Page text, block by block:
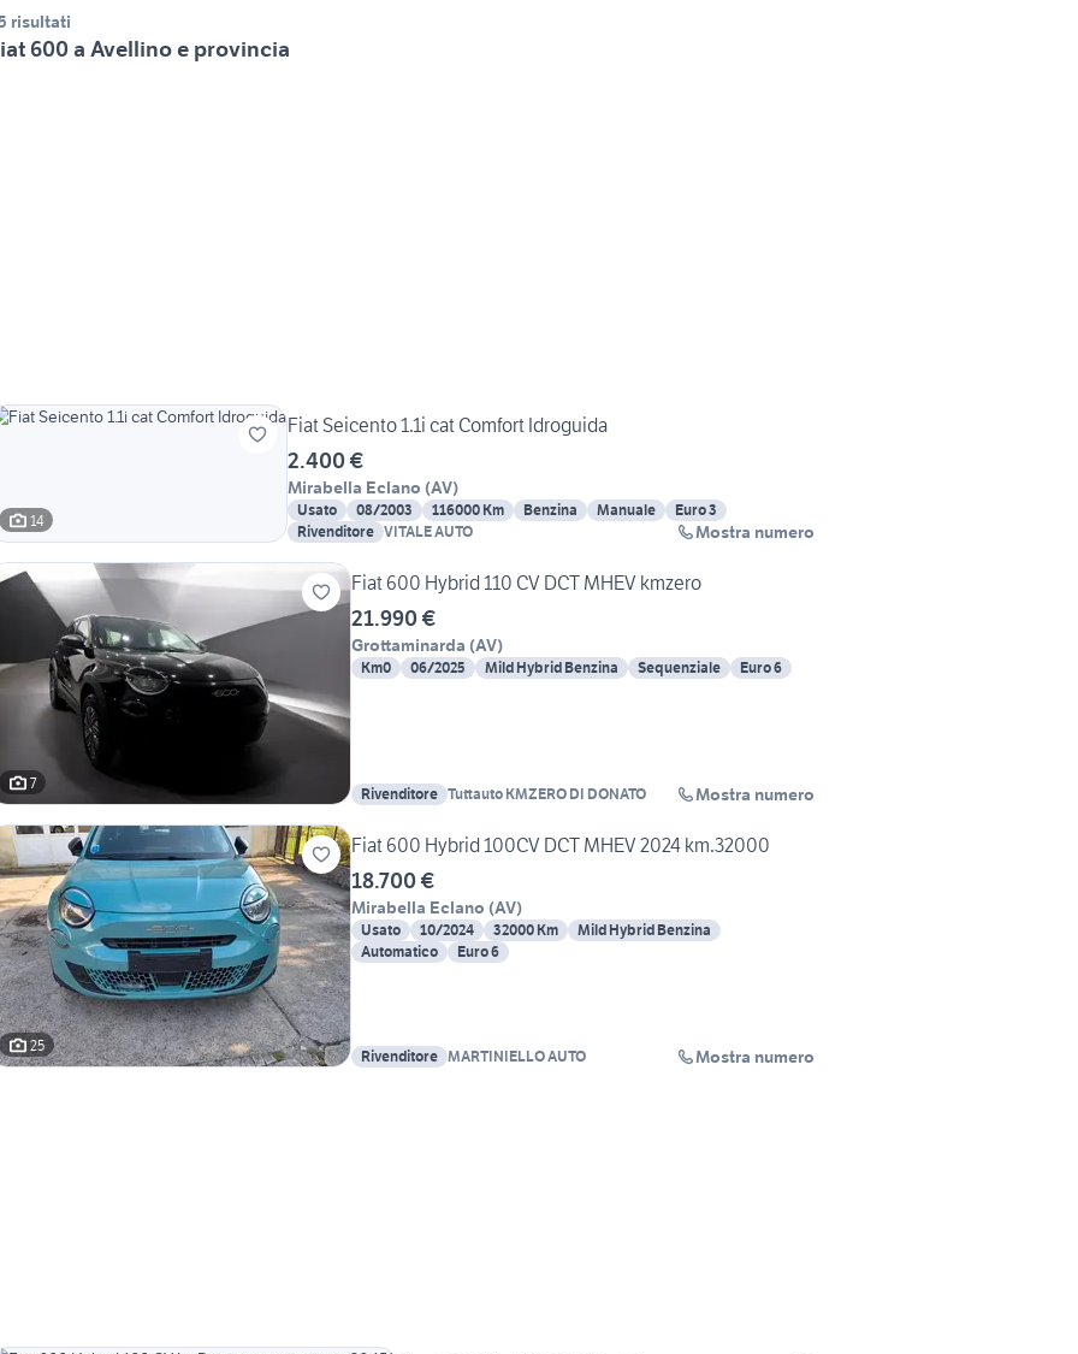
risultati
600 a Avellino e provincia
14
Fiat Seicento 1.1i cat Comfort Idroguida
2.400 €
Mirabella Eclano (AV)
Usato 08/2003 116000 Km Benzina Manuale
Euro 3
Rivenditore VITALE AUTO Mostra numero
7
Fiat 600 Hybrid 110 CV DCT MHEV kmzero
21.990 €
Grottaminarda (AV)
Km0 06/2025 Mild Hybrid Benzina Sequenziale Euro 6
Rivenditore Tuttauto KMZERO DI DONATO Mostra numero
25
Fiat 600 Hybrid 100CV DCT MHEV 2024 km.32000
18.700 €
Mirabella Eclano (AV)
Usato 10/2024 32000 Km
Mild Hybrid Benzina
Automatico
Euro 6
Rivenditore MARTINIELLO AUTO Mostra numero